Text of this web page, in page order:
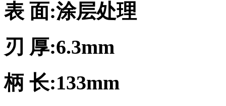
表 面:涂层处理
刃 厚:6.3mm
柄 长:133mm